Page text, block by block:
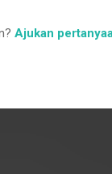
Ajukan